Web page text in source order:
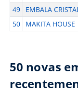
49
EMBALA
50
MAKITA HOUSE
50 novas